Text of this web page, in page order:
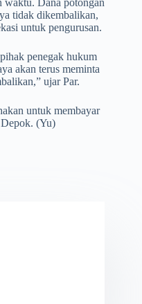
waktu. Dana potongan
tidak dikembalikan,
untuk pengurusan.
penegak hukum
akan terus meminta
ujar Par.
untuk membayar
(Yu)